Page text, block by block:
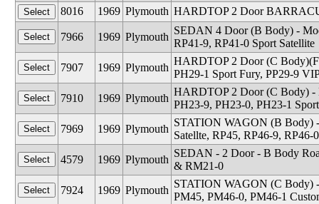
8016
1969 Plymouth HARDTOP 2 Door
7966 1969 Plymouth
SEDAN 4 Door (B Body) -
RP41-9, RP41-0 Sport Satellite
7907
1969 Plymouth
HARDTOP 2 Door (C
PH29-1 Sport Fury, PP29-9
7910
1969 Plymouth
HARDTOP 2 Door (C Body) -
PH23-9, PH23-0, PH23-1
7969
1969 Plymouth
STATION WAGON (B Body)
Satellte, RP45, RP46-9, RP46-
4579
1969 Plymouth
SEDAN - 2 Door - B Body
& RM21-0
7924
1969 Plymouth
STATION WAGON (C Body)
PM45, PM46-0, PM46-1